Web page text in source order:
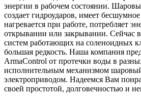
энергии в рабочем состоянии.
создает гидроударов, имеет
нагревается при работе, потребляет
открывании или закрывании. Сейчас
систем работающих на соленоидных
большая редкость. Наша компания
ArmaControl от протечки воды в
исполнительным механизмом
электроприводом. Надеемся Вам
своей простотой, долговечностью и